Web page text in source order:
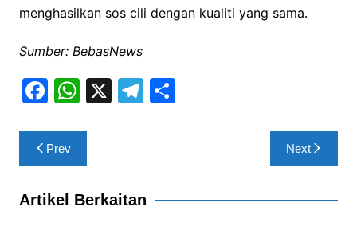
menghasilkan sos cili dengan kualiti yang sama.
Sumber: BebasNews
F
c
e
b
W
at
s
A
X T
a
S
Post
navigation
Prev Next
Artikel Berkaitan